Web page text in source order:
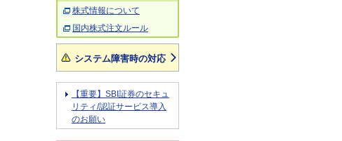
株式情報について
国内株式注文ルール
システム障害時の対応
【重要】SBI証券のセキュ
リティ/認証サービス導入
のお願い